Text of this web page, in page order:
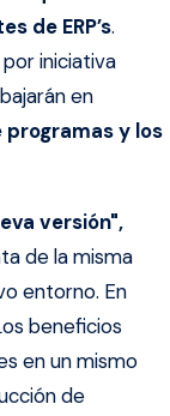
de ERP’s.
iniciativa
en
programas y los
versión",
de la misma
entorno. En
beneficios
en un mismo
de